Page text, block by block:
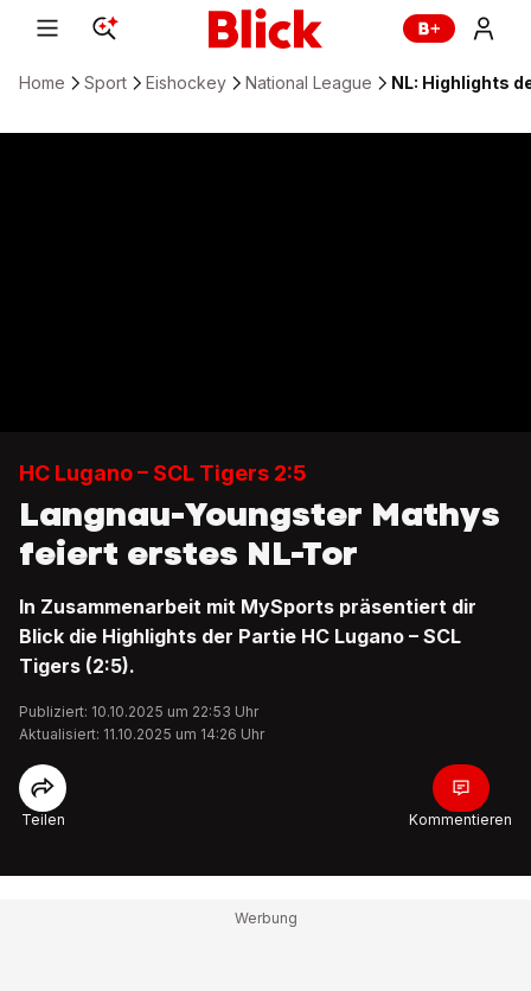
Home Sport Eishockey National League NL: Highlights
HC Lugano – SCL Tigers 2:5
Langnau-Youngster Mathys
feiert erstes NL-Tor
In Zusammenarbeit mit MySports präsentiert dir
Blick die Highlights der Partie HC Lugano – SCL
Tigers (2:5).
Publiziert: 10.10.2025 um 22:53 Uhr
Aktualisiert: 11.10.2025 um 14:26 Uhr
Teilen Kommentieren